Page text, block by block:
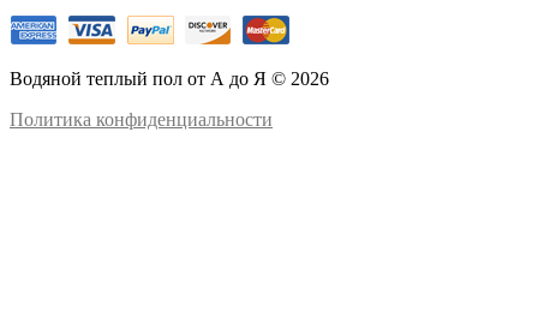
Водяной теплый пол от А до Я © 2026
Политика конфиденциальности